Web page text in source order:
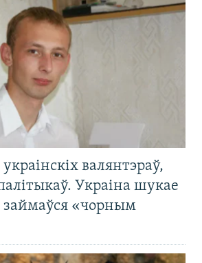
валянтэраў,
Украіна шукае
займаўся «чорным